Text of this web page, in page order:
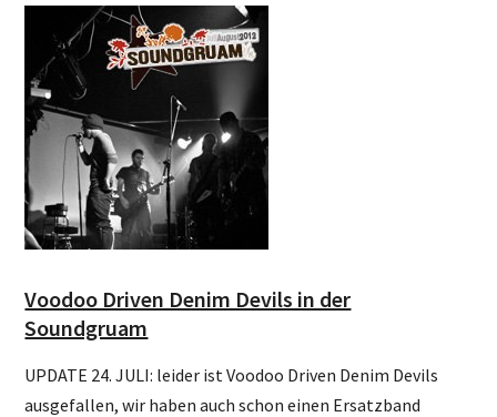
Voodoo Driven Denim Devils in der
Soundgruam
UPDATE 24. JULI: leider ist Voodoo Driven Denim Devils
ausgefallen, wir haben auch schon einen Ersatzband